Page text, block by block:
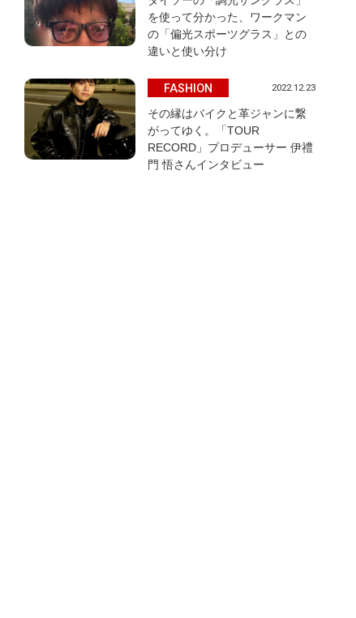
を使って分かった、ワークマン
の「偏光スポーツグラス」との
違いと使い分け
FASHION 2022.12.23
その縁はバイクと革ジャンに繋
がってゆく。「TOUR
RECORD」プロデューサー 伊禮
門 悟さんインタビュー